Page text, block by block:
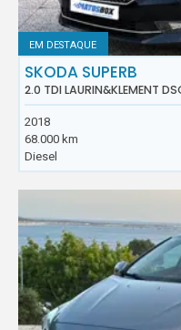
EM DESTAQUE
SKODA SUPERB
2.0 TDI LAURIN&KLEMENT
2018
68.000 km
Diesel